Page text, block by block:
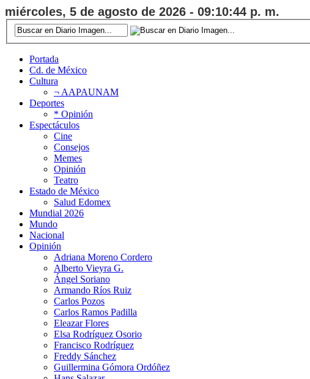
miércoles, 5 de agosto de 2026 - 09:10:45 p. m.
Portada
Cd. de México
Cultura
¬ AAPAUNAM
Deportes
* Opinión
Espectáculos
Cine
Consejos
Memes
Opinión
Teatro
Estado de México
Salud Edomex
Mundial 2026
Mundo
Nacional
Opinión
Adriana Moreno Cordero
Alberto Vieyra G.
Ángel Soriano
Armando Ríos Ruiz
Carlos Pozos
Carlos Ramos Padilla
Eleazar Flores
Elsa Rodríguez Osorio
Francisco Rodríguez
Freddy Sánchez
Guillermina Gómora Ordóñez